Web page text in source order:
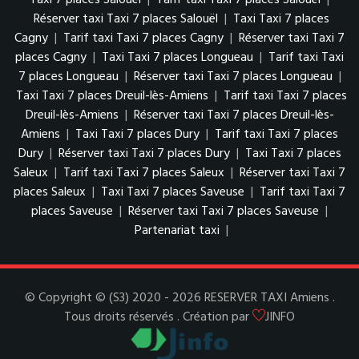
Réserver taxi Taxi 7 places Salouël | Taxi Taxi 7 places
Cagny | Tarif taxi Taxi 7 places Cagny | Réserver taxi Taxi 7
places Cagny | Taxi Taxi 7 places Longueau | Tarif taxi Taxi
7 places Longueau | Réserver taxi Taxi 7 places Longueau |
Taxi Taxi 7 places Dreuil-lès-Amiens | Tarif taxi Taxi 7 places
Dreuil-lès-Amiens | Réserver taxi Taxi 7 places Dreuil-lès-
Amiens | Taxi Taxi 7 places Dury | Tarif taxi Taxi 7 places
Dury | Réserver taxi Taxi 7 places Dury | Taxi Taxi 7 places
Saleux | Tarif taxi Taxi 7 places Saleux | Réserver taxi Taxi 7
places Saleux | Taxi Taxi 7 places Saveuse | Tarif taxi Taxi 7
places Saveuse | Réserver taxi Taxi 7 places Saveuse |
Partenariat taxi |
© Copyright © (S3) 2020 - 2026 RESERVER TAXI Amiens .
Tous droits réservés . Création par
JINFO